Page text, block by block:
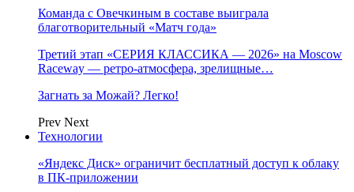
Команда с Овечкиным в составе выиграла
благотворительный «Матч года»
Третий этап «СЕРИЯ КЛАССИКА — 2026» на Moscow
Raceway — ретро‑атмосфера, зрелищные…
Загнать за Можай? Легко!
Prev Next
Технологии
«Яндекс Диск» ограничит бесплатный доступ к облаку
в ПК-приложении